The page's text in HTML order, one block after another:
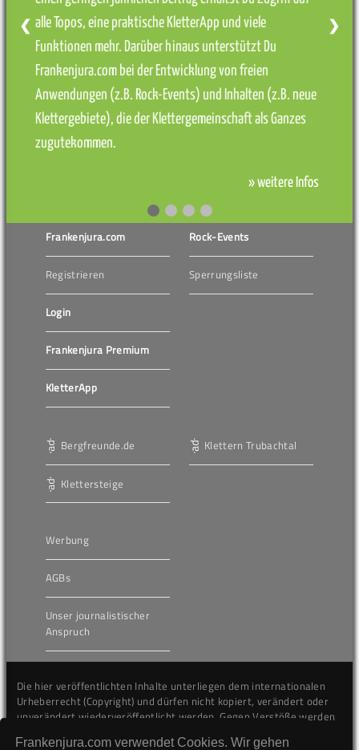
Frankenjura.com verwendet Cookies. Wir gehen
alle Topos, eine praktische KletterApp und viele
Funktionen mehr. Darüber hinaus unterstützt Du
Frankenjura.com bei der Entwicklung von freien
Anwendungen (z.B. Rock-Events) und Inhalten (z.B. neue
Klettergebiete), die der Klettergemeinschaft als Ganzes
zugutekommen.
» weitere Infos
❮ ❯
Frankenjura.com
Registrieren
Login
Frankenjura Premium
KletterApp
Rock-Events
Sperrungsliste
Bergfreunde.de
Klettersteige
Klettern Trubachtal
Werbung
AGBs
Unser journalistischer
Anspruch
Die hier veröffentlichten Inhalte unterliegen dem internationalen
Urheberrecht (Copyright) und dürfen nicht kopiert, verändert oder
unverändert wiederveröffentlicht werden. Gegen Verstöße werden